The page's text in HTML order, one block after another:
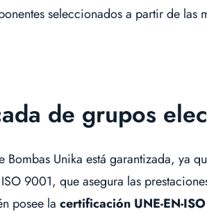
seleccionados a partir de las
de grupos
Bombas Unika está garantizada, ya
9001, que asegura las
posee la certificación UNE-EN-